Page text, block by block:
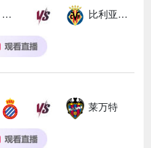
比利亚雷亚尔
莱万特